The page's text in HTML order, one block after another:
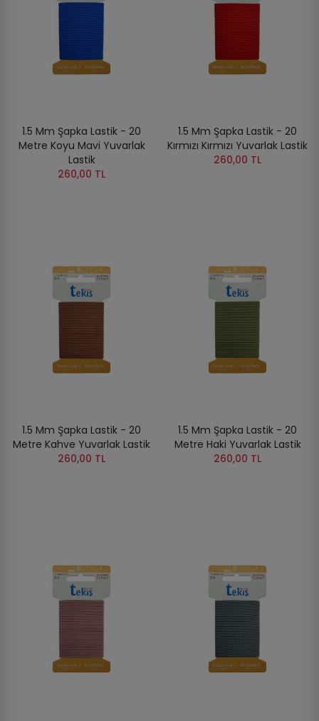
1.5 Mm Şapka Lastik - 20
Metre Koyu Mavi Yuvarlak
Lastik
260,00 TL
1.5 Mm Şapka Lastik - 20
Kırmızı Kırmızı Yuvarlak Lastik
260,00 TL
1.5 Mm Şapka Lastik - 20
Metre Kahve Yuvarlak Lastik
260,00 TL
1.5 Mm Şapka Lastik - 20
Metre Haki Yuvarlak Lastik
260,00 TL